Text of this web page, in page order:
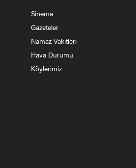
Sinema
Gazeteler
Namaz Vakitleri
Hava Durumu
Köylerimiz